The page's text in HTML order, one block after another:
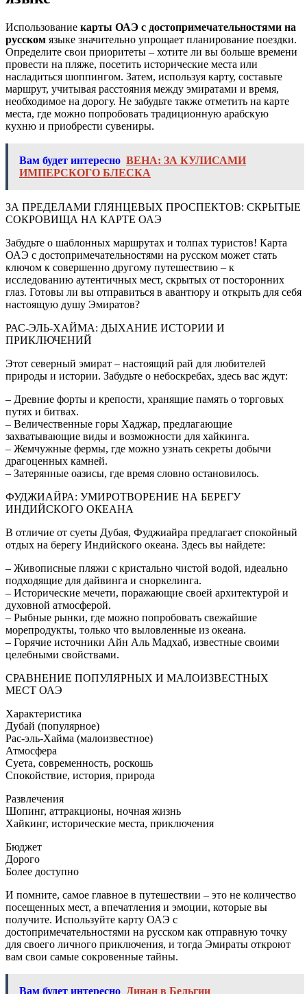
Использование карты ОАЭ с достопримечательностями на
русском языке значительно упрощает планирование поездки.
Определите свои приоритеты – хотите ли вы больше времени
провести на пляже, посетить исторические места или
насладиться шоппингом. Затем, используя карту, составьте
маршрут, учитывая расстояния между эмиратами и время,
необходимое на дорогу. Не забудьте также отметить на карте
места, где можно попробовать традиционную арабскую
кухню и приобрести сувениры.
Вам будет интересно ВЕНА: ЗА КУЛИСАМИ
ИМПЕРСКОГО БЛЕСКА
ЗА ПРЕДЕЛАМИ ГЛЯНЦЕВЫХ ПРОСПЕКТОВ: СКРЫТЫЕ
СОКРОВИЩА НА КАРТЕ ОАЭ
Забудьте о шаблонных маршрутах и толпах туристов! Карта
ОАЭ с достопримечательностями на русском может стать
ключом к совершенно другому путешествию – к
исследованию аутентичных мест, скрытых от посторонних
глаз. Готовы ли вы отправиться в авантюру и открыть для себя
настоящую душу Эмиратов?
РАС-ЭЛЬ-ХАЙМА: ДЫХАНИЕ ИСТОРИИ И
ПРИКЛЮЧЕНИЙ
Этот северный эмират – настоящий рай для любителей
природы и истории. Забудьте о небоскребах, здесь вас ждут:
– Древние форты и крепости, хранящие память о торговых
путях и битвах.
– Величественные горы Хаджар, предлагающие
захватывающие виды и возможности для хайкинга.
– Жемчужные фермы, где можно узнать секреты добычи
драгоценных камней.
– Затерянные оазисы, где время словно остановилось.
ФУДЖИАЙРА: УМИРОТВОРЕНИЕ НА БЕРЕГУ
ИНДИЙСКОГО ОКЕАНА
В отличие от суеты Дубая, Фуджиайра предлагает спокойный
отдых на берегу Индийского океана. Здесь вы найдете:
– Живописные пляжи с кристально чистой водой, идеально
подходящие для дайвинга и сноркелинга.
– Исторические мечети, поражающие своей архитектурой и
духовной атмосферой.
– Рыбные рынки, где можно попробовать свежайшие
морепродукты, только что выловленные из океана.
– Горячие источники Айн Аль Мадхаб, известные своими
целебными свойствами.
СРАВНЕНИЕ ПОПУЛЯРНЫХ И МАЛОИЗВЕСТНЫХ
МЕСТ ОАЭ
Характеристика
Дубай (популярное)
Рас-эль-Хайма (малоизвестное)
Атмосфера
Суета, современность, роскошь
Спокойствие, история, природа
Развлечения
Шопинг, аттракционы, ночная жизнь
Хайкинг, исторические места, приключения
Бюджет
Дорого
Более доступно
И помните, самое главное в путешествии – это не количество
посещенных мест, а впечатления и эмоции, которые вы
получите. Используйте карту ОАЭ с
достопримечательностями на русском как отправную точку
для своего личного приключения, и тогда Эмираты откроют
вам свои самые сокровенные тайны.
Вам будет интересно Динан в Бельгии